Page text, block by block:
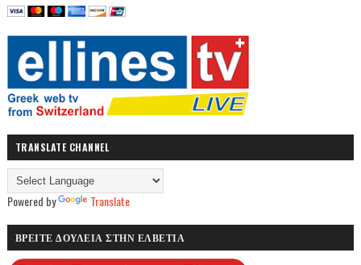
TRANSLATE CHANNEL
Powered by Translate
ΒΡΕΙΤΕ ΔΟΥΛΕΙΑ ΣΤΗΝ ΕΛΒΕΤΙΑ